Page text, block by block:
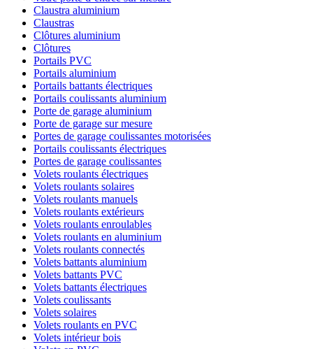
Claustra aluminium
Claustras
Clôtures aluminium
Clôtures
Portails PVC
Portails aluminium
Portails battants électriques
Portails coulissants aluminium
Porte de garage aluminium
Porte de garage sur mesure
Portes de garage coulissantes motorisées
Portails coulissants électriques
Portes de garage coulissantes
Volets roulants électriques
Volets roulants solaires
Volets roulants manuels
Volets roulants extérieurs
Volets roulants enroulables
Volets roulants en aluminium
Volets roulants connectés
Volets battants aluminium
Volets battants PVC
Volets battants électriques
Volets coulissants
Volets solaires
Volets roulants en PVC
Volets intérieur bois